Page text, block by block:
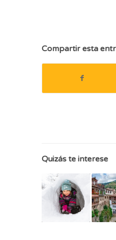
Compartir esta
Quizás te interese